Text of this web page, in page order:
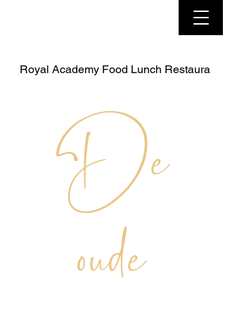
Royal Academy Food Lunch Restaurant
De
oude